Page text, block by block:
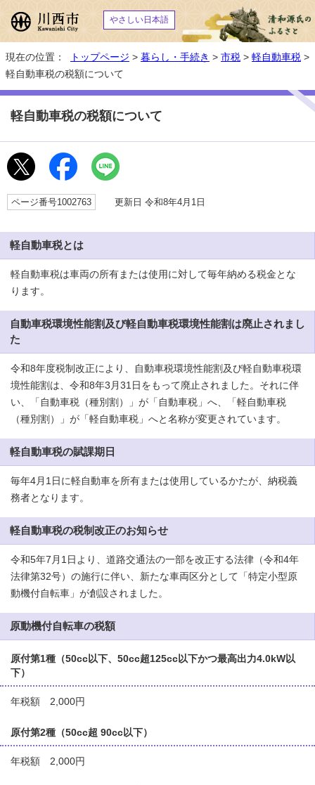
やさしい日本語
現在の位置： トップページ > 暮らし・手続き > 市税 > 軽自動車税 >
軽自動車税の税額について
軽自動車税の税額について
ページ番号1002763 更新日 令和8年4月1日
軽自動車税とは
軽自動車税は車両の所有または使用に対して毎年納める税金とな
ります。
自動車税環境性能割及び軽自動車税環境性能割は廃止されまし
た
令和8年度税制改正により、自動車税環境性能割及び軽自動車税環
境性能割は、令和8年3月31日をもって廃止されました。それに伴
い、「自動車税（種別割）」が「自動車税」へ、「軽自動車税
（種別割）」が「軽自動車税」へと名称が変更されています。
軽自動車税の賦課期日
毎年4月1日に軽自動車を所有または使用しているかたが、納税義
務者となります。
軽自動車税の税制改正のお知らせ
令和5年7月1日より、道路交通法の一部を改正する法律（令和4年
法律第32号）の施行に伴い、新たな車両区分として「特定小型原
動機付自転車」が創設されました。
原動機付自転車の税額
原付第1種（50cc以下、50cc超125cc以下かつ最高出力4.0kW以
下）
年税額 2,000円
原付第2種（50cc超 90cc以下）
年税額 2,000円